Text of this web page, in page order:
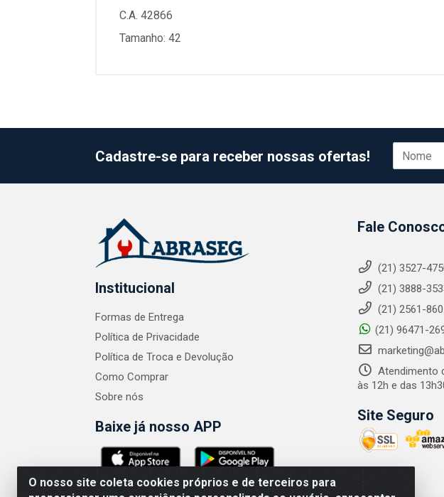
C.A. 42866
Tamanho: 42
O nosso site coleta cookies próprios e de terceiros para
Cadastre-se para receber nossas ofertas!
Institucional
Formas de Entrega
Política de Privacidade
Política de Troca e Devolução
Como Comprar
Sobre nós
Baixe já nosso APP
Fale
(21) 3527-
(21) 3888-
(21) 2561-
(21) 96471-
Atendimento
às 12h e das
Site Seguro